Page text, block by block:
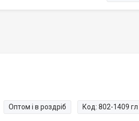
Оптом і в роздріб Код: 802-1409 гл